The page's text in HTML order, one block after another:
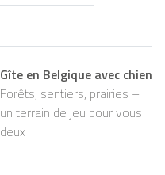
Gîte en Belgique avec chien
Forêts, sentiers, prairies –
un terrain de jeu pour vous
deux